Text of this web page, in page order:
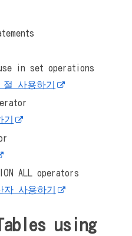
in set operations
절 사용하기
ALL operators
자 사용하기
using